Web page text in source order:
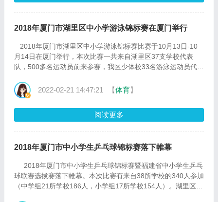
2018年厦门市湖里区中小学游泳锦标赛在厦门举行
2018年厦门市湖里区中小学游泳锦标赛比赛于10月13日-10
月14日在厦门举行，本次比赛一共来自湖里区37支学校代表
队，500多名运动员前来参赛，我区少体校33名游泳运动员代表
个第一 甲组（13人）：14个第一、7个第二、2个第三 乙组
（11人）：11个第一、6个第二、3个第三 丙组 ( 2人 ) ：3个
第一、1个第二 值得一提的是本次比赛人数比去年翻了一倍···
2022-02-21 14:47:21 【体育】
阅读更多
2018年厦门市中小学生乒乓球锦标赛落下帷幕
2018年厦门市中小学生乒乓球锦标赛暨福建省中小学生乒乓
球联赛选拔赛落下帷幕。本次比赛有来自38所学校的340人参加
（中学组21所学校186人，小学组17所学校154人）。湖里区少